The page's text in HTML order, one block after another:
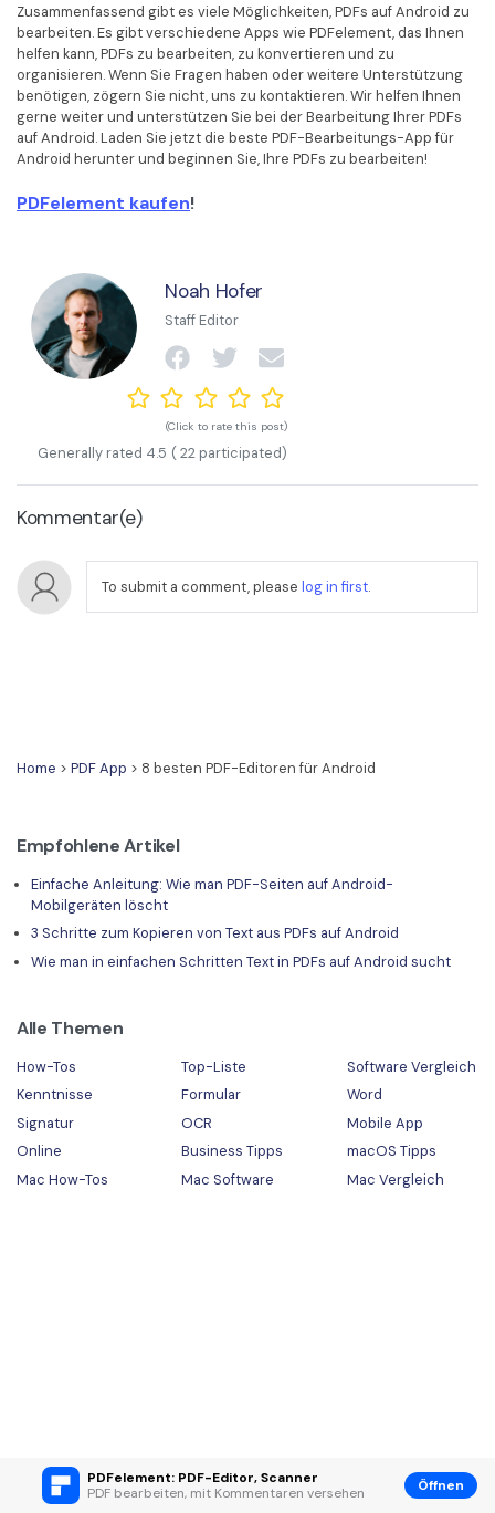
PDFelement: PDF-Editor, Scanner
PDF bearbeiten, mit Kommentaren versehen
Öffnen
Zusammenfassend gibt es viele Möglichkeiten, PDFs auf Android zu
bearbeiten. Es gibt verschiedene Apps wie PDFelement, das Ihnen
helfen kann, PDFs zu bearbeiten, zu konvertieren und zu
organisieren. Wenn Sie Fragen haben oder weitere Unterstützung
benötigen, zögern Sie nicht, uns zu kontaktieren. Wir helfen Ihnen
gerne weiter und unterstützen Sie bei der Bearbeitung Ihrer PDFs
auf Android. Laden Sie jetzt die beste PDF-Bearbeitungs-App für
Android herunter und beginnen Sie, Ihre PDFs zu bearbeiten!
PDFelement kaufen!
Noah Hofer
Staff Editor
(Click to rate this post)
Generally rated 4.5 ( 22 participated)
Kommentar(e)
To submit a comment, please log in first.
Home > PDF App > 8 besten PDF-Editoren für Android
Empfohlene Artikel
Einfache Anleitung: Wie man PDF-Seiten auf Android-
Mobilgeräten löscht
3 Schritte zum Kopieren von Text aus PDFs auf Android
Wie man in einfachen Schritten Text in PDFs auf Android sucht
Alle Themen
How-Tos Top-Liste
Software Vergleich
Kenntnisse
Formular
Word
Signatur
OCR
Mobile App
Online
Business Tipps
macOS Tipps
Mac How-Tos
Mac Software Mac Vergleich